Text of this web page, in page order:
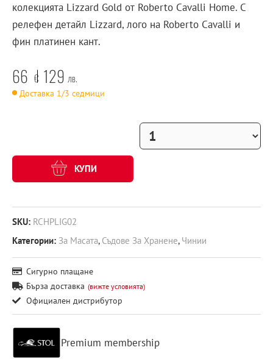
колекцията Lizzard Gold от Roberto Cavalli Home. С
релефен детайл Lizzard, лого на Roberto Cavalli и
фин платинен кант.
66 € 129 лв.
Доставка 1/3 седмици
КУПИ
SKU: RCHPLIG02
Категории: За Масата, Съдове За Хранене, Чинии
Сигурно плащане
Бърза доставка (вижте условията)
Официален дистрибутор
Premium membership